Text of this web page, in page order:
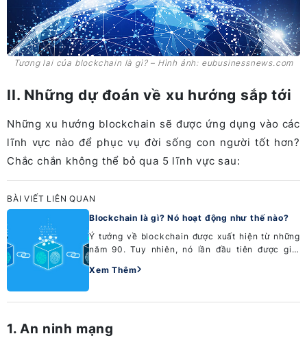
Tương lai của blockchain là gì? – Hình ảnh: eubusinessnews.com
II. Những dự đoán về xu hướng sắp tới
Những xu hướng blockchain sẽ được ứng dụng vào các
lĩnh vực nào để phục vụ đời sống con người tốt hơn?
Chắc chắn không thể bỏ qua 5 lĩnh vực sau:
BÀI VIẾT LIÊN QUAN
Blockchain là gì? Nó hoạt động như thế nào?
Ý tưởng về blockchain được xuất hiện từ những
năm 90. Tuy nhiên, nó lần đầu tiên được giới
đằng sau các...
Xem Thêm
1. An ninh mạng